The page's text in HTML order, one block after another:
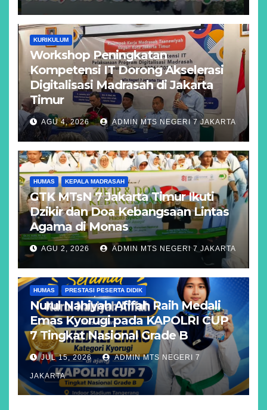
KURIKULUM
Workshop Peningkatan
Kompetensi IT Dorong Akselerasi
Digitalisasi Madrasah di Jakarta
Timur
AGU 4, 2026 ADMIN MTS NEGERI 7 JAKARTA
HUMAS KEPALA MADRASAH
GTK MTsN 7 Jakarta Timur Ikuti
Dzikir dan Doa Kebangsaan Lintas
Agama di Monas
AGU 2, 2026 ADMIN MTS NEGERI 7 JAKARTA
HUMAS PRESTASI PESERTA DIDIK
Nurul Nahiyah Afifah Raih Medali
Emas Kyorugi pada KAPOLRI CUP
7 Tingkat Nasional Grade B
JUL 15, 2026 ADMIN MTS NEGERI 7
JAKARTA